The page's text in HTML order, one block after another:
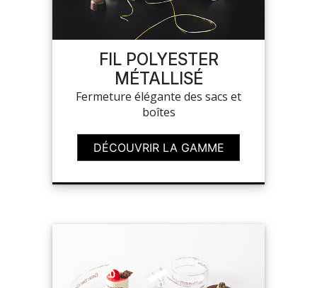
FIL POLYESTER
MÉTALLISÉ
Fermeture élégante des sacs et
boîtes
DÉCOUVRIR LA GAMME